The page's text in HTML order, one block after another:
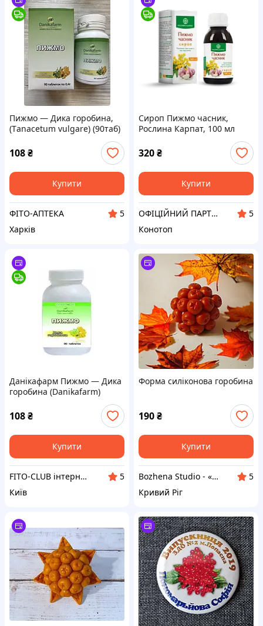
Пижмо — Дика горобина,
(Тanacetum vulgare) (90таб)
108₴
Купити
ФІТО-АПТЕКА
5
Харків
Сироп Пижмо часник,
Рослина Карпат, 100 мл
320₴
Купити
ОФІЦІЙНИЙ ПАРТНЕР "РОСЛИНА КАРПАТ"
5
Конотоп
Данікафарм Пижмо — Дика
горобина (Danikafarm)
108₴
Купити
FITO-CLUB інтернет-магазин
5
Київ
Форма силіконова горобина
190₴
Купити
Bozhena Studio - «Майстерня затишку: мило, свічки, гіпс та авторські форми»
5
Кривий Ріг